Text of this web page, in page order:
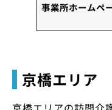
事業所ホームペ
京橋エリア